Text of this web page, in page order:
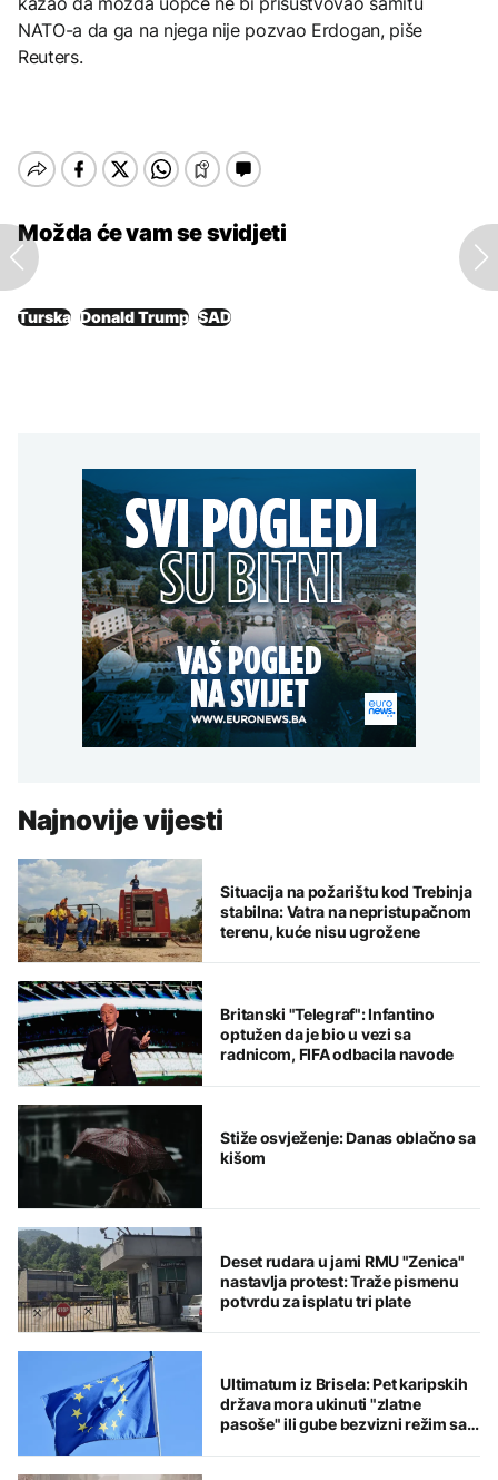
NATO-a da ga na njega nije pozvao Erdogan, piše
Reuters.
Možda će vam se svidjeti
Turska Donald Trump SAD
Najnovije vijesti
Situacija na požarištu kod Trebinja
stabilna: Vatra na nepristupačnom
terenu, kuće nisu ugrožene
Britanski "Telegraf": Infantino
optužen da je bio u vezi sa
radnicom, FIFA odbacila navode
Stiže osvježenje: Danas oblačno sa
kišom
Deset rudara u jami RMU "Zenica"
nastavlja protest: Traže pismenu
potvrdu za isplatu tri plate
Ultimatum iz Brisela: Pet karipskih
država mora ukinuti "zlatne
pasoše" ili gube bezvizni režim sa